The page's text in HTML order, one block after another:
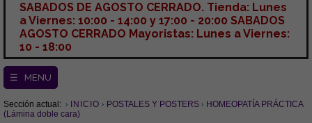
SABADOS DE AGOSTO CERRADO. Tienda: Lunes
a Viernes: 10:00 - 14:00 y 17:00 - 20:00 SABADOS
AGOSTO CERRADO Mayoristas: Lunes a Viernes:
10 - 18:00
☰ MENU
Sección actual: INICIO POSTALES Y POSTERS
HOMEOPATÍA PRÁCTICA
(Lámina doble cara)